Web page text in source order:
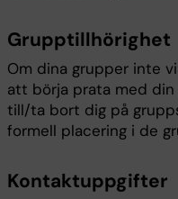
Grupptillhörighet
Om dina grupper inte
att börja prata med din
till/ta bort dig på
formell placering i de
Kontaktuppgifter